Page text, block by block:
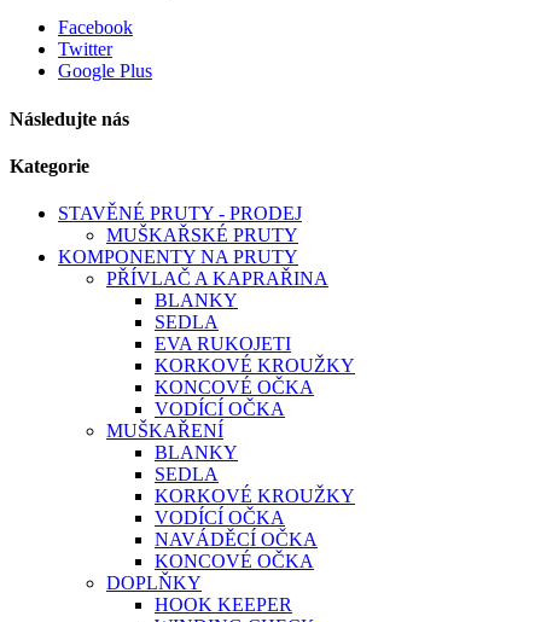
Facebook
Twitter
Google Plus
Následujte nás
Kategorie
STAVĚNÉ PRUTY - PRODEJ
MUŠKAŘSKÉ PRUTY
KOMPONENTY NA PRUTY
PŘÍVLAČ A KAPRAŘINA
BLANKY
SEDLA
EVA RUKOJETI
KORKOVÉ KROUŽKY
KONCOVÉ OČKA
VODÍCÍ OČKA
MUŠKAŘENÍ
BLANKY
SEDLA
KORKOVÉ KROUŽKY
VODÍCÍ OČKA
NAVÁDĚCÍ OČKA
KONCOVÉ OČKA
DOPLŇKY
HOOK KEEPER